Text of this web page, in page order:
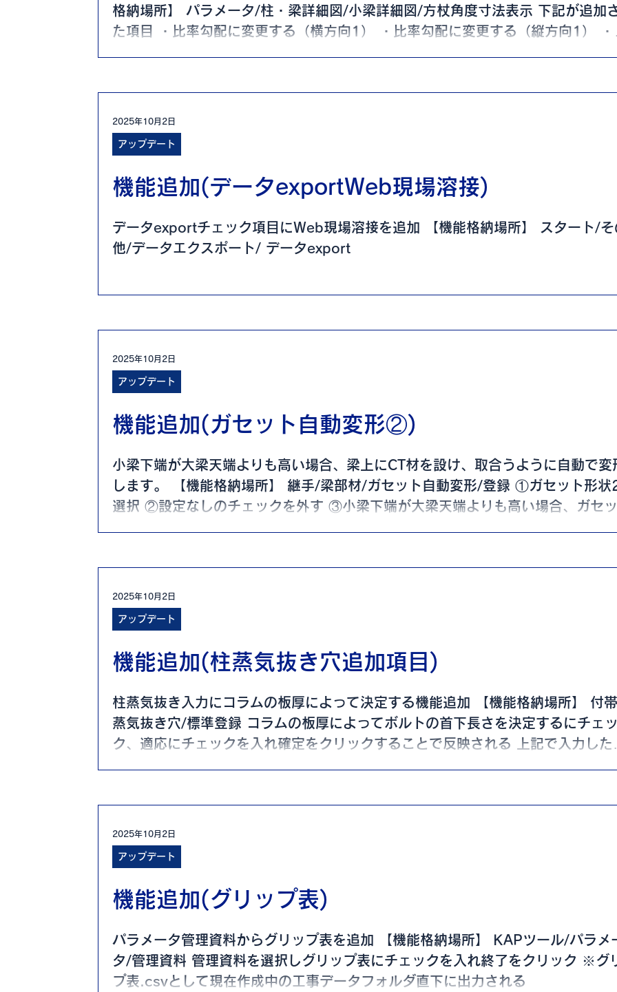
格納場所】 パラメータ/柱・梁詳細図/小梁詳細図/方杖角度寸法表示 下記が追加
た項目 ・比率勾配に変更する（横方向1） ・比率勾配に変更する（縦方向1） ・
機能追加(データexportWeb現場溶接)
データexportチェック項目にWeb現場溶接を追加 【機能格納場所】 スタート/そ
他/データエクスポート/ データexport
アップデート
2025年10月2日
機能追加(ガセット自動変形②)
小梁下端が大梁天端よりも高い場合、梁上にCT材を設け、取合うように自動で変
します。 【機能格納場所】 継手/梁部材/ガセット自動変形/登録 ①ガセット形状
選択 ②設定なしのチェックを外す ③小梁下端が大梁天端よりも高い場合、ガセ
アップデート
2025年10月2日
機能追加(柱蒸気抜き穴追加項目)
柱蒸気抜き入力にコラムの板厚によって決定する機能追加 【機能格納場所】 付
蒸気抜き穴/標準登録 コラムの板厚によってボルトの首下長さを決定するにチェ
ク、適応にチェックを入れ確定をクリックすることで反映される 上記で入力した
アップデート
2025年10月2日
機能追加(グリップ表)
パラメータ管理資料からグリップ表を追加 【機能格納場所】 KAPツール/パラメ
タ/管理資料 管理資料を選択しグリップ表にチェックを入れ終了をクリック ※グ
プ表.csvとして現在作成中の工事データフォルダ直下に出力される
アップデート
2025年10月2日